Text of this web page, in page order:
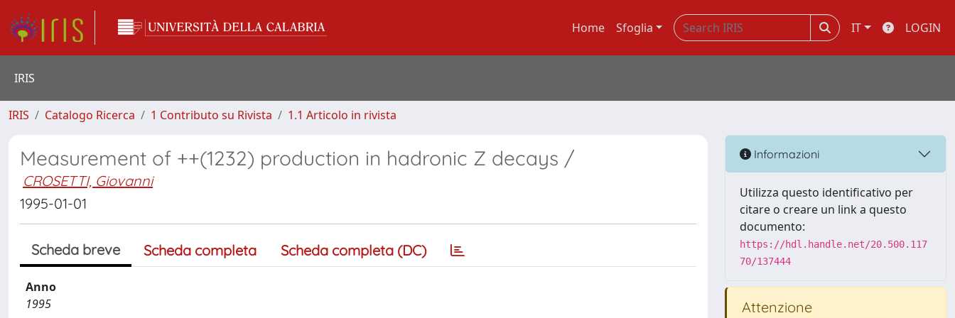
Home Sfoglia IT LOGIN
IRIS
IRIS Catalogo Ricerca 1 Contributo su Rivista 1.1 Articolo in rivista
Measurement of ++(1232) production in hadronic Z decays /
CROSETTI, Giovanni
1995-01-01
Scheda breve Scheda completa Scheda completa (DC)
Anno
1995
Informazioni
Utilizza questo identificativo per
citare o creare un link a questo
documento:
https://hdl.handle.net/20.500.117
70/137444
Attenzione